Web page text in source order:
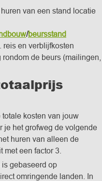
van een stand locatie
/beursstand
reis en verblijfkosten
de beurs (mailingen,
kosten van jouw
je het grofweg de volgende
huren van alleen de
met een factor 3.
gebaseerd op
omringende landen. In